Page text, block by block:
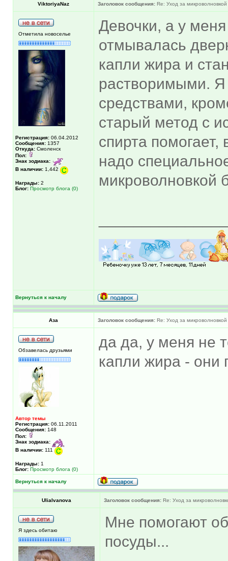
ViktoriyaNaz Заголовок сообщения: Re: Уход за микроволновкой
Отметила новоселье
Регистрация: 06.04.2012
Сообщения: 1357
Откуда: Смоленск
Пол:
Знак зодиака:
В наличии: 1,442
Награды: 2
Блог: Просмотр блога (0)
Девочки, а у
отмывалась
капли жира и
растворимыми. Я
средствами,
старый метод с
спирта помогает,
надо
микроволновкой
Вернуться к началу
Аза Заголовок сообщения: Re: Уход за микроволновкой
Обзавелась друзьями
Автор темы
Регистрация: 06.11.2011
Сообщения: 148
Пол:
Знак зодиака:
В наличии: 111
Награды: 1
Блог: Просмотр блога (0)
да да, у меня не
капли жира - они
Вернуться к началу
UliaIvanova Заголовок сообщения: Re: Уход за
Я здесь обитаю
Мне помогают
посуды...